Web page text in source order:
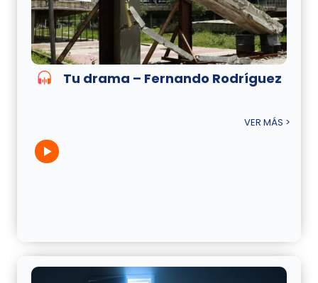
Tu drama – Fernando Rodríguez
VER MÁS >